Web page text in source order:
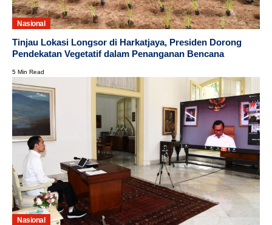
Nasional
Tinjau Lokasi Longsor di Harkatjaya, Presiden Dorong
Pendekatan Vegetatif dalam Penanganan Bencana
5 Min Read
Nasional